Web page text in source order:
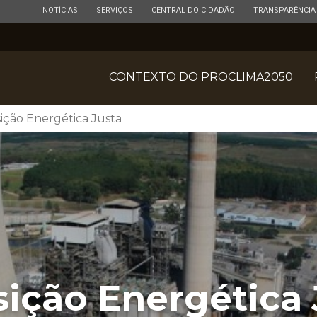
ESTADO
NOTÍCIAS ESTADO
SERVIÇOS ESTADO
CENTRAL DO CIDADÃO ESTADO
TRANSPARÊNCIA
CONTEXTO DO PROCLIMA2050
Energética Justa
Energética